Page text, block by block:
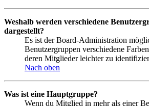
Weshalb werden verschiedene
dargestellt?
Es ist der Board-Administration
Benutzergruppen verschiedene
deren Mitglieder leichter zu
Nach oben
Was ist eine Hauptgruppe?
Wenn du Mitglied in mehr als einer